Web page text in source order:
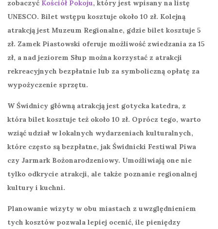
zobaczyć Kościół Pokoju, który jest wpisany na listę
UNESCO. Bilet wstępu kosztuje około 10 zł. Kolejną
atrakcją jest Muzeum Regionalne, gdzie bilet kosztuje 5
zł. Zamek Piastowski oferuje możliwość zwiedzania za 15
zł, a nad jeziorem Słup można korzystać z atrakcji
rekreacyjnych bezpłatnie lub za symboliczną opłatę za
wypożyczenie sprzętu.
W Świdnicy główną atrakcją jest gotycka katedra, z
która bilet kosztuje też około 10 zł. Oprócz tego, warto
wziąć udział w lokalnych wydarzeniach kulturalnych,
które często są bezpłatne, jak Świdnicki Festiwal Piwa
czy Jarmark Bożonarodzeniowy. Umożliwiają one nie
tylko odkrycie atrakcji, ale także poznanie regionalnej
kultury i kuchni.
Planowanie wizyty w obu miastach z uwzględnieniem
tych kosztów pozwala lepiej ocenić, ile pieniędzy